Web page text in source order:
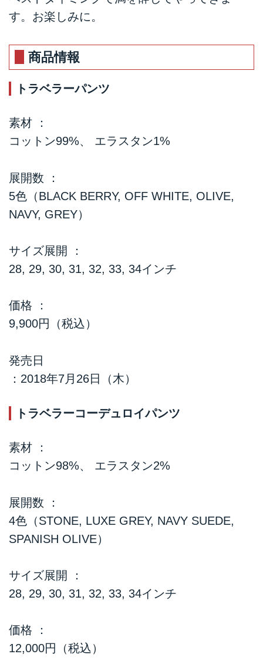
す。お楽しみに。
商品情報
トラベラーパンツ
素材 ：
コットン99%、 エラスタン1%
展開数 ：
5色（BLACK BERRY, OFF WHITE, OLIVE,
NAVY, GREY）
サイズ展開 ：
28, 29, 30, 31, 32, 33, 34インチ
価格 ：
9,900円（税込）
発売日
：2018年7月26日（木）
トラベラーコーデュロイパンツ
素材 ：
コットン98%、 エラスタン2%
展開数 ：
4色（STONE, LUXE GREY, NAVY SUEDE,
SPANISH OLIVE）
サイズ展開 ：
28, 29, 30, 31, 32, 33, 34インチ
価格 ：
12,000円（税込）